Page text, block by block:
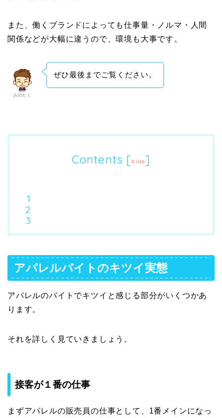
また、働くブランドによっても仕事量・ノルマ・人間
関係などが大幅に違うので、環境も大事です。
おのたく
ぜひ最後までご覧ください。
Contents [hide]
アパレルバイトのキツイ実態
アパレルのバイトでキツイと感じる部分がいくつかあ
ります。
それを詳しく見ていきましょう。
接客が１番の仕事
まずアパレルの販売員の仕事として、1番メインになっ